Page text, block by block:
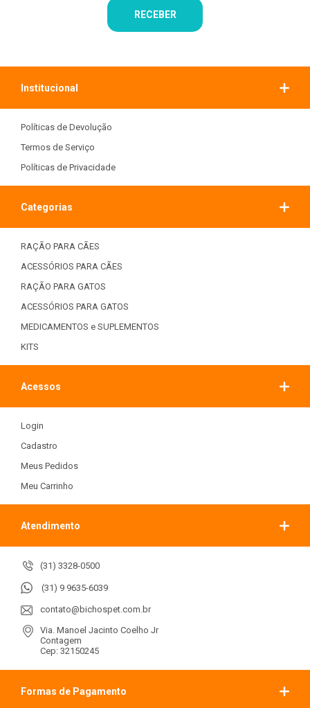
Institucional
Políticas de Devolução
Termos de Serviço
Políticas de Privacidade
Categorias
RAÇÃO PARA CÃES
ACESSÓRIOS PARA CÃES
RAÇÃO PARA GATOS
ACESSÓRIOS PARA GATOS
MEDICAMENTOS e SUPLEMENTOS
KITS
Acessos
Login
Cadastro
Meus Pedidos
Meu Carrinho
Atendimento
(31) 3328-0500
(31) 9 9635-6039
contato@bichospet.com.br
Via. Manoel Jacinto Coelho Jr
Contagem
Cep: 32150245
Formas de Pagamento